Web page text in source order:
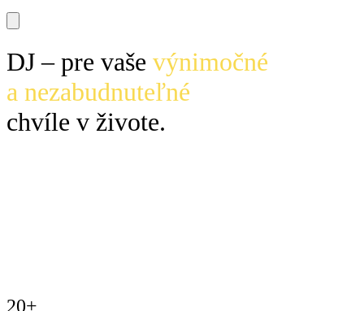
DJ – pre vaše výnimočné
a nezabudnuteľné
chvíle v živote.
20+